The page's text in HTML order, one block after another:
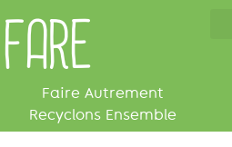
FARE
Faire Autrement
Recyclons Ensemble